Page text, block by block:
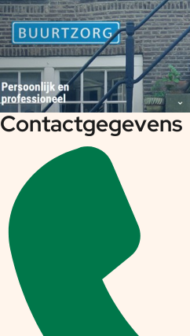
Contactgegevens